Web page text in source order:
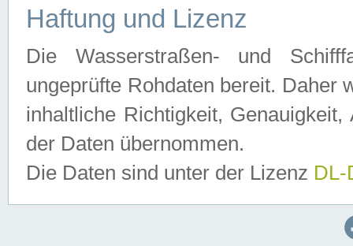
Haftung und Lizenz
Die Wasserstraßen- und
ungeprüfte Rohdaten bereit. Daher
inhaltliche Richtigkeit,
der Daten übernommen.
Die Daten sind unter der Lizenz